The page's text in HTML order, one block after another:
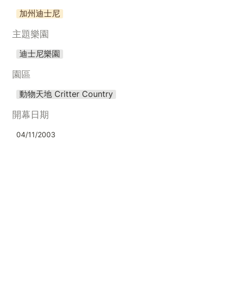
加州迪士尼
主題樂園
迪士尼樂園
園區
動物天地 Critter Country
開幕日期
04/11/2003